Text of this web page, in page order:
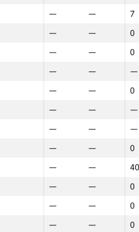
— —
7
— —
0
— —
0
— —
—
— —
0
— —
—
— —
—
— —
0
— —
40
— —
0
— —
0
— —
0
— —
7
— —
0
— —
0
— —
—
— —
0
— —
—
— —
—
— —
0
— —
40
— —
0
— —
0
— —
0